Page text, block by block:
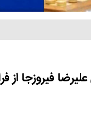
فیروزجا